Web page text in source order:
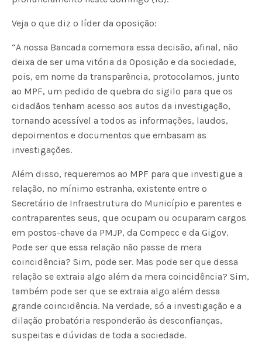
Veja o que diz o líder da oposição:
“A nossa Bancada comemora essa decisão, afinal, não
deixa de ser uma vitória da Oposição e da sociedade,
pois, em nome da transparência, protocolamos, junto
ao MPF, um pedido de quebra do sigilo para que os
cidadãos tenham acesso aos autos da investigação,
tornando acessível a todos as informações, laudos,
depoimentos e documentos que embasam as
investigações.
Além disso, requeremos ao MPF para que investigue a
relação, no mínimo estranha, existente entre o
Secretário de Infraestrutura do Município e parentes e
contraparentes seus, que ocupam ou ocuparam cargos
em postos-chave da PMJP, da Compecc e da Gigov.
Pode ser que essa relação não passe de mera
coincidência? Sim, pode ser. Mas pode ser que dessa
relação se extraia algo além da mera coincidência? Sim,
também pode ser que se extraia algo além dessa
grande coincidência. Na verdade, só a investigação e a
dilação probatória responderão às desconfianças,
suspeitas e dúvidas de toda a sociedade.